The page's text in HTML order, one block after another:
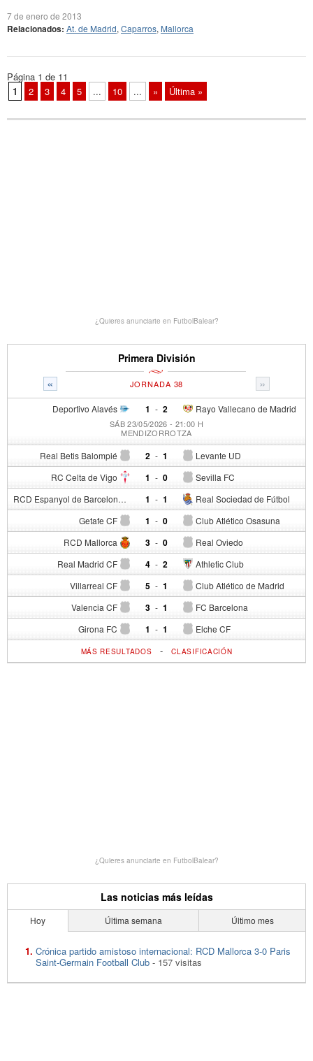
7 de enero de 2013
Relacionados: At. de Madrid, Caparros, Mallorca
Página 1 de 11
1
2 3 4 5 ... 10 ... » Última »
¿Quieres anunciarte en FutbolBalear?
Primera División
« »
JORNADA 38
Deportivo Alavés 1 - Rayo Vallecano de Madrid
2
SÁB 23/05/2026 - 21:00 H
MENDIZORROTZA
Real Betis Balompié 2 - Levante UD
1
RC Celta de Vigo 1 - Sevilla FC
0
RCD Espanyol de Barcelona 1 - Real Sociedad de Fútbol
1
Getafe CF 1 - Club Atlético Osasuna
0
RCD Mallorca 3 - Real Oviedo
0
Real Madrid CF 4 - Athletic Club
2
Villarreal CF 5 - Club Atlético de Madrid
1
Valencia CF 3 - FC Barcelona
1
Girona FC 1 - Elche CF
1
MÁS RESULTADOS -CLASIFICACIÓN
¿Quieres anunciarte en FutbolBalear?
Las noticias más leídas
Hoy Última semana Último mes
Crónica partido amistoso internacional: RCD Mallorca 3-0 Paris
Saint-Germain Football Club - 157 visitas